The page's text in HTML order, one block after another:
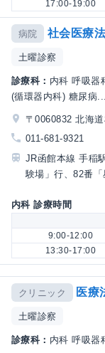
17:00-19:00
病院 社会医療
土曜診察
診療科： 内科 呼吸器
(循環器内科) 糖尿病...
〒0060832 北海
011-681-9321
JR函館本線 手稲
験場」行、82番「
内科 診療時間
9:00-12:00
13:30-17:00
クリニック 医療
土曜診察
診療科： 内科 呼吸器